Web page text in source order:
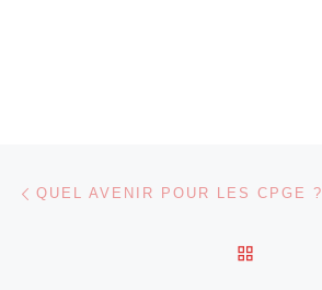
Parcourir les articles
QUEL AVENIR POUR LES CPGE ?